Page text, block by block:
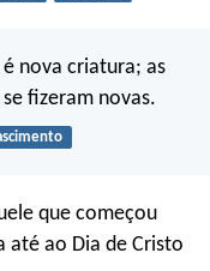
é nova criatura; as
fizeram novas.
que começou
até ao Dia de Cristo